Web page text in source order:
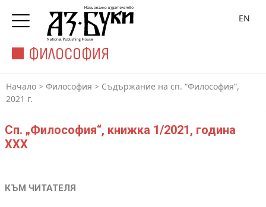
ФИЛОСОФИЯ
EN
Начало > Философия > Съдържание на сп. “Философия”,
2021 г.
Сп. „Философия“, книжка 1/2021, година
XXX
КЪМ ЧИТАТЕЛЯ